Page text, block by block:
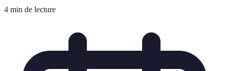
4 min de lecture